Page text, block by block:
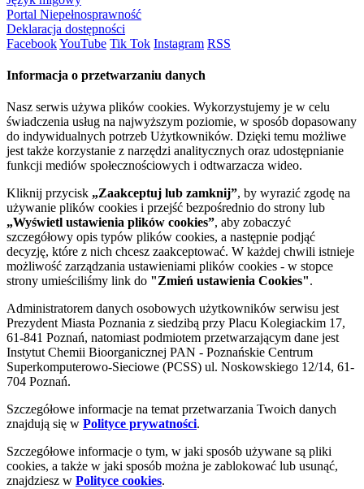
Portal Niepełnosprawność
Deklaracja dostępności
FacebookYouTube Tik Tok Instagram RSS
Informacja o przetwarzaniu danych
Nasz serwis używa plików cookies. Wykorzystujemy je w celu
świadczenia usług na najwyższym poziomie, w sposób dopasowany
do indywidualnych potrzeb Użytkowników. Dzięki temu możliwe
jest także korzystanie z narzędzi analitycznych oraz udostępnianie
funkcji mediów społecznościowych i odtwarzacza wideo.
Kliknij przycisk „Zaakceptuj lub zamknij”, by wyrazić zgodę na
używanie plików cookies i przejść bezpośrednio do strony lub
„Wyświetl ustawienia plików cookies”, aby zobaczyć
szczegółowy opis typów plików cookies, a następnie podjąć
decyzję, które z nich chcesz zaakceptować. W każdej chwili istnieje
możliwość zarządzania ustawieniami plików cookies - w stopce
strony umieściliśmy link do "Zmień ustawienia Cookies".
Administratorem danych osobowych użytkowników serwisu jest
Prezydent Miasta Poznania z siedzibą przy Placu Kolegiackim 17,
61-841 Poznań, natomiast podmiotem przetwarzającym dane jest
Instytut Chemii Bioorganicznej PAN - Poznańskie Centrum
Superkomputerowo-Sieciowe (PCSS) ul. Noskowskiego 12/14, 61-
704 Poznań.
Szczegółowe informacje na temat przetwarzania Twoich danych
znajdują się w Polityce prywatności.
Szczegółowe informacje o tym, w jaki sposób używane są pliki
cookies, a także w jaki sposób można je zablokować lub usunąć,
znajdziesz w Polityce cookies.